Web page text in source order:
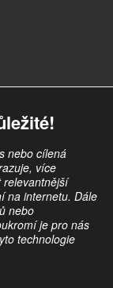
nebo cílená
více
relevantnější
na internetu. Dále
nebo
je pro nás
technologie
banner souborů